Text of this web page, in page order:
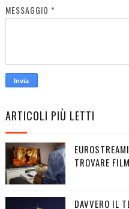
MESSAGGIO *
ARTICOLI PIÙ LETTI
TROVARE
DAVVERO IL